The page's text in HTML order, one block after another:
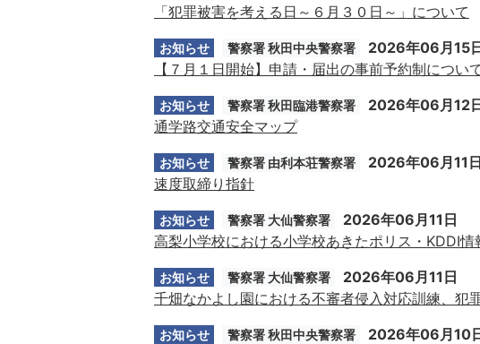
「犯罪被害を考える日～６月３０日～」について
お知らせ 警察署 秋田中央警察署
2026年06月15
【７月１日開始】申請・届出の事前予約制につい
お知らせ 警察署 秋田臨港警察署
2026年06月12
通学路交通安全マップ
お知らせ 警察署 由利本荘警察署
2026年06月11日
速度取締り指針
お知らせ 警察署 大仙警察署
2026年06月11日
高梨小学校における小学校あきたポリス・KDDI情
お知らせ 警察署 大仙警察署
2026年06月11日
千畑なかよし園における不審者侵入対応訓練、犯
お知らせ 警察署 秋田中央警察署
2026年06月10